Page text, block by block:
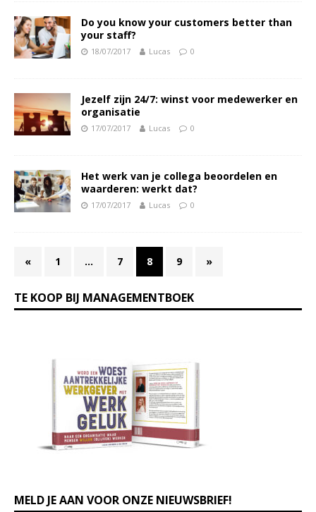
Do you know your customers better than
your staff?
18/07/2017 Lucas 0
Jezelf zijn 24/7: winst voor medewerker en
organisatie
17/07/2017 Lucas 0
Het werk van je collega beoordelen en
waarderen: werkt dat?
17/07/2017 Lucas 0
« 1 … 7 8 9 »
TE KOOP BIJ MANAGEMENTBOEK
MELD JE AAN VOOR ONZE NIEUWSBRIEF!